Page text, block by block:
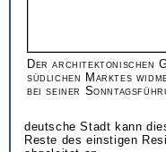
Der architektonischen
südlichen Marktes
bei seiner
deutsche Stadt kann
Reste des einstigen